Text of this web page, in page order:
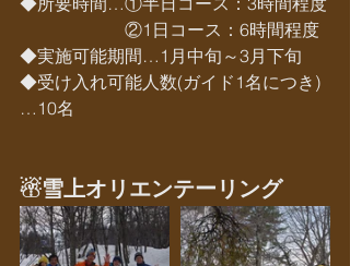
②1日コース：6時間程度
◆実施可能期間…1月中旬～3月下旬
◆受け入れ可能人数(ガイド1名につき)
…10名
☃雪上オリエンテーリング